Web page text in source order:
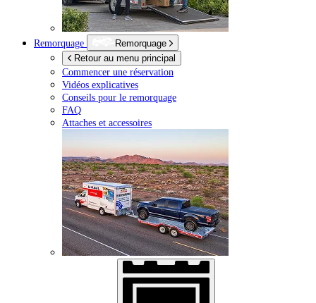
Remorquage
Remorquage
Retour au menu principal
Commencer une réservation
Vidéos explicatives
Conseils pour le remorquage
FAQ
Attaches et accessoires